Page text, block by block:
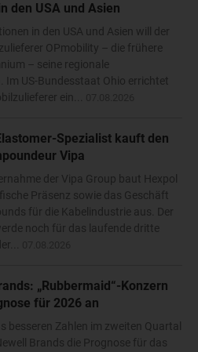
den USA und Asien
in den USA und Asien will der
OPmobility – die frühere
– seine regionale
Im US-Bundesstaat Ohio errichtet
ein...
Spezialist kauft den
Vipa
der Vipa Group baut Hexpol
Präsenz sowie das Geschäft
für die Kabelindustrie aus. Der
noch für das laufende dritte
„Rubbermaid“-Konzern
für 2026 an
besseren Zahlen im zweiten Quartal
Brands die Prognose für das